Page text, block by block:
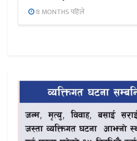
8 MONTHS पहिले